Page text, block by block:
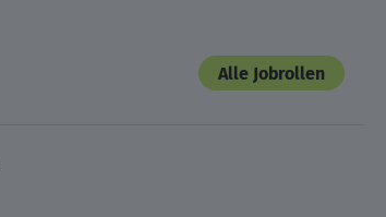
Alle Jobrollen